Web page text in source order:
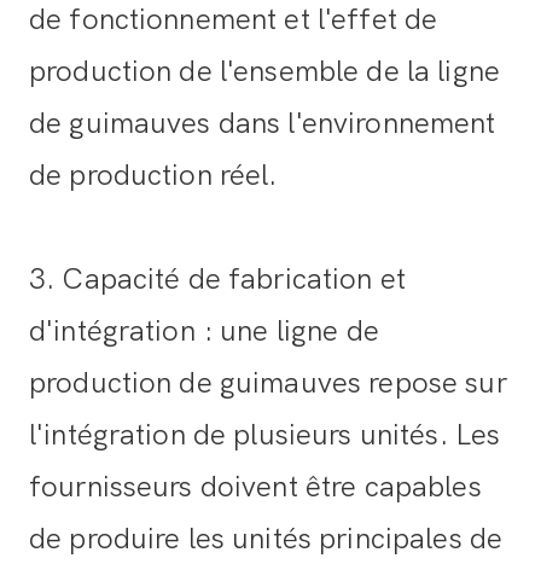
de fonctionnement et l'effet de
production de l'ensemble de la ligne
de guimauves dans l'environnement
de production réel.
3. Capacité de fabrication et
d'intégration : une ligne de
production de guimauves repose sur
l'intégration de plusieurs unités. Les
fournisseurs doivent être capables
de produire les unités principales de